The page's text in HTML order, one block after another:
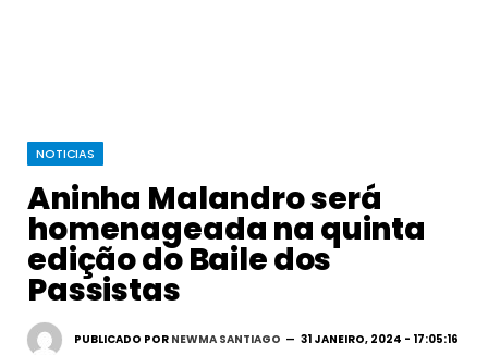
NOTICIAS
Aninha Malandro será
homenageada na quinta
edição do Baile dos
Passistas
PUBLICADO POR NEWMA SANTIAGO 31 JANEIRO, 2024 - 17:05:16